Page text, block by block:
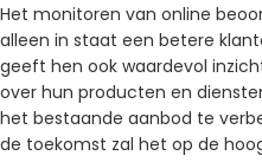
Het monitoren van online
alleen in staat een betere
geeft hen ook waardevol
over hun producten en
het bestaande aanbod te
de toekomst zal het op de